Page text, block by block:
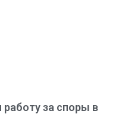
работу за споры в